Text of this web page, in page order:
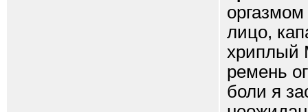
лицо,
хриплый
ремень
боли я